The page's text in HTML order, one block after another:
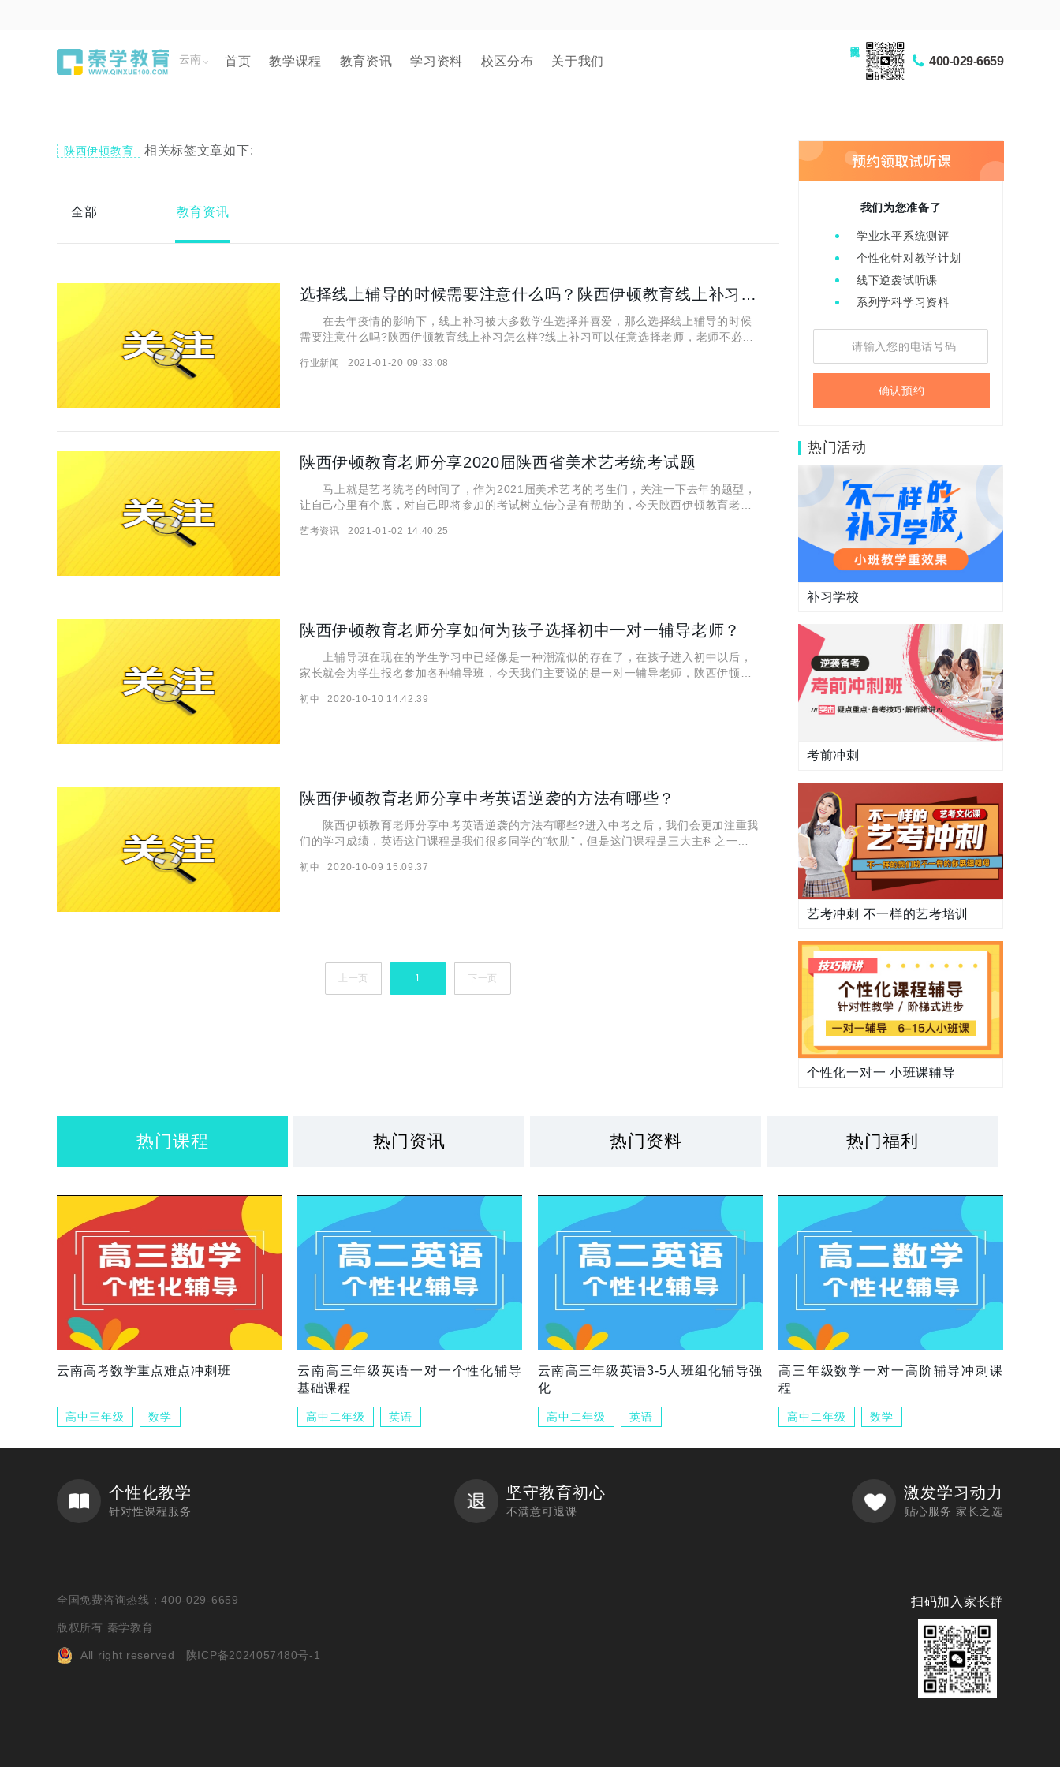
云南 首页 教学课程 教育资讯 学习资料 校区分布 关于我们 400-029-6659
陕西伊顿教育 相关标签文章如下:
全部 教育资讯
选择线上辅导的时候需要注意什么吗？陕西伊顿教育线上补习怎么样？
在去年疫情的影响下，线上补习被大多数学生选择并喜爱，那么选择线上辅导的时候
需要注意什么吗?陕西伊顿教育线上补习怎么样?线上补习可以任意选择老师，老师不必受
的就是提升我们的学习成绩，掌握更多的学习方法和答题技巧，因此选择
行业新闻 2021-01-20 09:33:08
陕西伊顿教育老师分享2020届陕西省美术艺考统考试题
马上就是艺考统考的时间了，作为2021届美术艺考的考生们，关注一下去年的题型，
让自己心里有个底，对自己即将参加的考试树立信心是有帮助的，今天陕西伊顿教育老师
自己的考试在时间上的安排，以免出现时间差问题，让自己的
艺考资讯 2021-01-02 14:40:25
陕西伊顿教育老师分享如何为孩子选择初中一对一辅导老师？
上辅导班在现在的学生学习中已经像是一种潮流似的存在了，在孩子进入初中以后，
家长就会为学生报名参加各种辅导班，今天我们主要说的是一对一辅导老师，陕西伊顿教
是否符合学生的实际情况，初中的学习是为高中学习打基础的三年，所以
初中 2020-10-10 14:42:39
陕西伊顿教育老师分享中考英语逆袭的方法有哪些？
陕西伊顿教育老师分享中考英语逆袭的方法有哪些?进入中考之后，我们会更加注重我
们的学习成绩，英语这门课程是我们很多同学的“软肋”，但是这门课程是三大主科之一，
以想要的逆袭这门课程，也是不容易的，需要我们掌握更
初中 2020-10-09 15:09:37
上一页 1 下一页
我们为您准备了
学业水平系统测评
个性化针对教学计划
线下逆袭试听课
系列学科学习资料
确认预约
热门活动
补习学校
考前冲刺
艺考冲刺 不一样的艺考培训
个性化一对一 小班课辅导
热门课程 热门资讯 热门资料 热门福利
云南高考数学重点难点冲刺班
高中三年级 数学
云南高三年级英语一对一个性化辅导
基础课程
高中二年级 英语
云南高三年级英语3-5人班组化辅导强
化
高中二年级 英语
高三年级数学一对一高阶辅导冲刺课
程
高中二年级 数学
个性化教学
针对性课程服务
坚守教育初心
不满意可退课
激发学习动力
贴心服务 家长之选
全国免费咨询热线：400-029-6659
版权所有 秦学教育
All right reserved 陕ICP备2024057480号-1
扫码加入家长群